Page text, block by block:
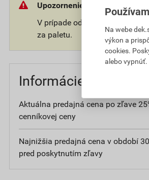
Upozornenie:
V prípade odberu tovaru na
za paletu.
Informácie o cene
Aktuálna predajná cena po zľave
cenníkovej ceny
Najnižšia predajná cena v období
pred poskytnutím zľavy
Na webe
výkon a
cookies.
alebo vypnúť.